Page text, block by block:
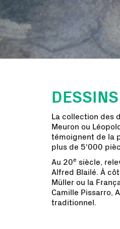
DESSINS
La collection des
Meuron ou
témoignent de la
plus de 5'000
Au 20e siècle,
Alfred Blailé. À
Müller ou la
Camille Pissarro,
traditionnel.